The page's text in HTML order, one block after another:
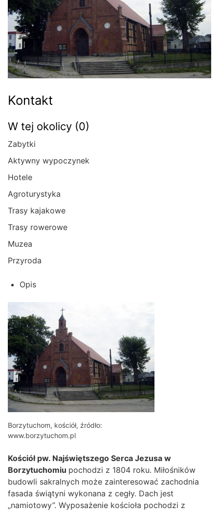
Kontakt
W tej okolicy (0)
Zabytki
Aktywny wypoczynek
Hotele
Agroturystyka
Trasy kajakowe
Trasy rowerowe
Muzea
Przyroda
Opis
Borzytuchom, kościół, źródło:
www.borzytuchom.pl
Kościół pw. Najświętszego Serca Jezusa w
Borzytuchomiu pochodzi z 1804 roku. Miłośników
budowli sakralnych może zainteresować zachodnia
fasada świątyni wykonana z cegły. Dach jest
„namiotowy”. Wyposażenie kościoła pochodzi z